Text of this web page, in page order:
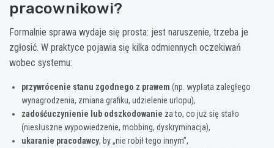
pracownikowi?
Formalnie sprawa wydaje się prosta: jest naruszenie, trzeba je
zgłosić. W praktyce pojawia się kilka odmiennych oczekiwań
wobec systemu:
przywrócenie stanu zgodnego z prawem (np. wypłata zaległego
wynagrodzenia, zmiana grafiku, udzielenie urlopu),
zadośćuczynienie lub odszkodowanie za to, co już się stało
(niesłuszne wypowiedzenie, mobbing, dyskryminacja),
ukaranie pracodawcy, by „nie robił tego innym”,